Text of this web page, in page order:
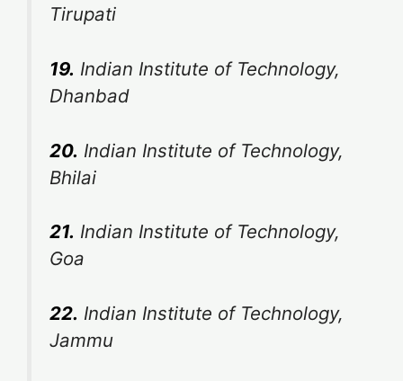
Tirupati
19. Indian Institute of Technology,
Dhanbad
20. Indian Institute of Technology,
Bhilai
21. Indian Institute of Technology,
Goa
22. Indian Institute of Technology,
Jammu